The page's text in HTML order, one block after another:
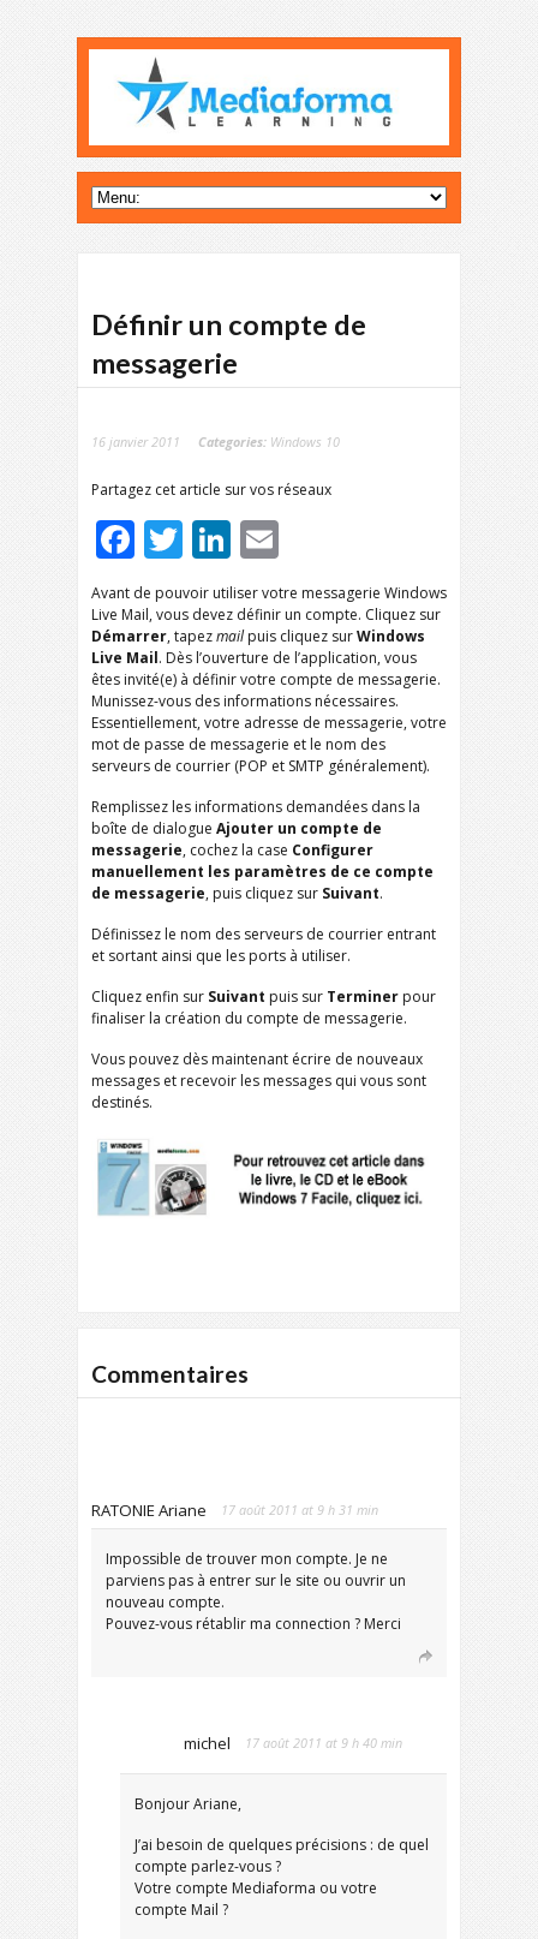
Définir un compte de
messagerie
16 janvier 2011 Categories: Windows 10
Partagez cet article sur vos réseaux
Facebook
TwitterLinkedIn
Avant de pouvoir utiliser votre messagerie Windows
Live Mail, vous devez définir un compte. Cliquez sur
Démarrer, tapezmailpuis cliquez surWindows
Live Mail. Dès l’ouverture de l’application, vous
êtes invité(e) à définir votre compte de messagerie.
Munissez-vous des informations nécessaires.
Essentiellement, votre adresse de messagerie, votre
mot de passe de messagerie et le nom des
serveurs de courrier (POP et SMTP généralement).
Remplissez les informations demandées dans la
boîte de dialogue Ajouter un compte de
messagerie, cochez la case Configurer
manuellement les paramètres de ce compte
de messagerie, puis cliquez sur Suivant.
Définissez le nom des serveurs de courrier entrant
et sortant ainsi que les ports à utiliser.
Cliquez enfin sur Suivant puis sur Terminer pour
finaliser la création du compte de messagerie.
Vous pouvez dès maintenant écrire de nouveaux
messages et recevoir les messages qui vous sont
destinés.
Commentaires
RATONIE Ariane 17 août 2011 at 9 h 31 min
Impossible de trouver mon compte. Je ne
parviens pas à entrer sur le site ou ouvrir un
nouveau compte.
Pouvez-vous rétablir ma connection ? Merci
michel 17 août 2011 at 9 h 40 min
Bonjour Ariane,
J’ai besoin de quelques précisions : de quel
compte parlez-vous ?
Votre compte Mediaforma ou votre
compte Mail ?